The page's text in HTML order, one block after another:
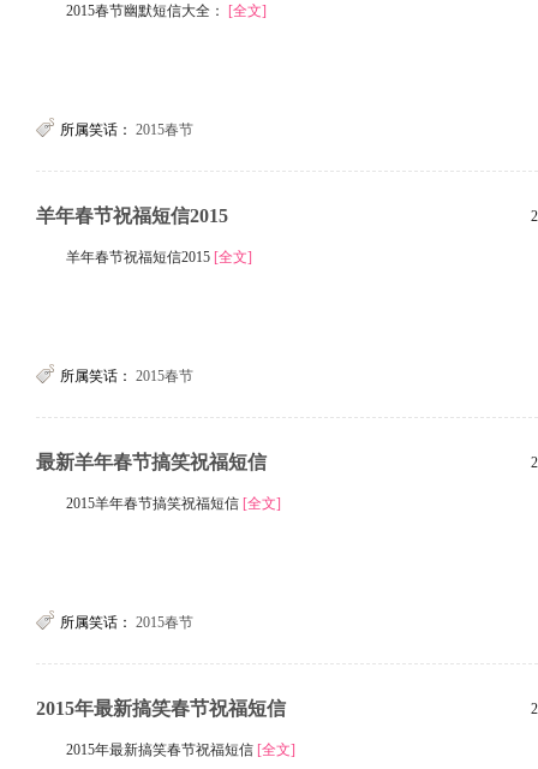
2015春节幽默短信大全： [全文]
所属笑话： 2015春节
羊年春节祝福短信2015
羊年春节祝福短信2015 [全文]
所属笑话： 2015春节
最新羊年春节搞笑祝福短信
2015羊年春节搞笑祝福短信 [全文]
所属笑话： 2015春节
2015年最新搞笑春节祝福短信
2015年最新搞笑春节祝福短信 [全文]